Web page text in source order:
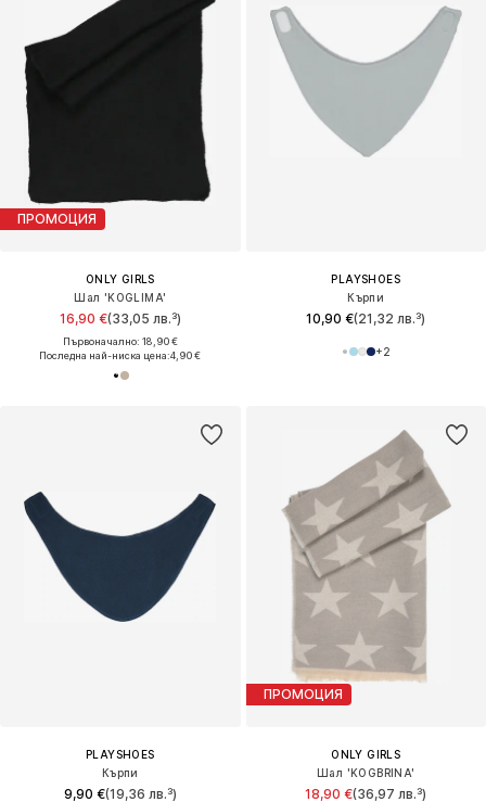
ПРОМОЦИЯ
ONLY GIRLS
Шал 'KOGLIMA'
16,90 €(33,05 лв.³)
Първоначално: 18,90 €
Последна най-ниска цена:4,90 €
PLAYSHOES
Кърпи
10,90 €(21,32 лв.³)
+2
PLAYSHOES
Кърпи
9,90 €(19,36 лв.³)
ПРОМОЦИЯ
ONLY GIRLS
Шал 'KOGBRINA'
18,90 €(36,97 лв.³)